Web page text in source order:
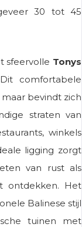
30 tot 45
sfeervolle Tonys
comfortabele
bevindt zich
straten van
winkels
ligging zorgt
van rust als
ontdekken. Het
Balinese stijl
tuinen met